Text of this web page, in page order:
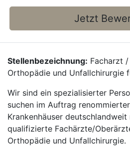
Jetzt
Stellenbezeichnung: Facharzt
Orthopädie und Unfallchirurgie
Wir sind ein spezialisierter
suchen im Auftrag
Krankenhäuser
qualifizierte Fachärzte/
Orthopädie und Unfallchirurgie.